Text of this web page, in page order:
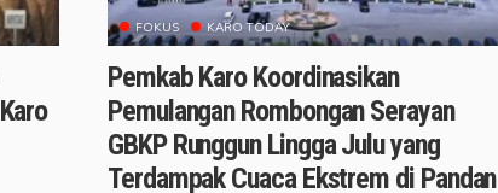
FOKUS KARO TODAY
Pemkab Karo Koordinasikan
Pemulangan Rombongan Serayan
GBKP Runggun Lingga Julu yang
Terdampak Cuaca Ekstrem di Pandan